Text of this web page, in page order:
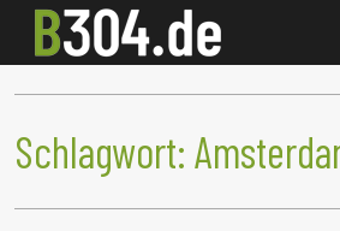
Schlagwort: